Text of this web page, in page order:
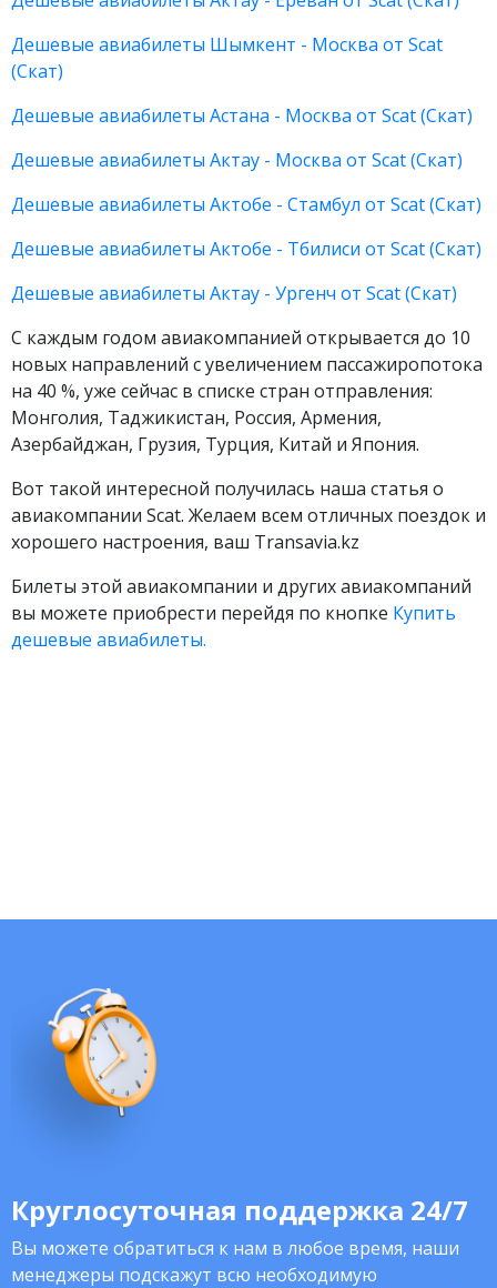
Дешевые авиабилеты Шымкент - Москва от Scat
(Скат)
Дешевые авиабилеты Астана - Москва от Scat (Скат)
Дешевые авиабилеты Актау - Москва от Scat (Скат)
Дешевые авиабилеты Актобе - Стамбул от Scat (Скат)
Дешевые авиабилеты Актобе - Тбилиси от Scat (Скат)
Дешевые авиабилеты Актау - Ургенч от Scat (Скат)
С каждым годом авиакомпанией открывается до 10
новых направлений с увеличением пассажиропотока
на 40 %, уже сейчас в списке стран отправления:
Монголия, Таджикистан, Россия, Армения,
Азербайджан, Грузия, Турция, Китай и Япония.
Вот такой интересной получилась наша статья о
авиакомпании Scat. Желаем всем отличных поездок и
хорошего настроения, ваш Transavia.kz
Билеты этой авиакомпании и других авиакомпаний
вы можете приобрести перейдя по кнопке Купить
дешевые авиабилеты.
Круглосуточная поддержка 24/7
Вы можете обратиться к нам в любое время, наши
менеджеры подскажут всю необходимую